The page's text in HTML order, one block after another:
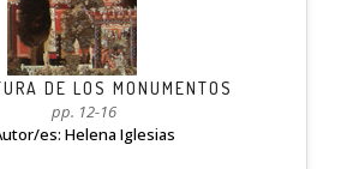
DE LOS MONUMENTOS
pp. 12-16
es: Helena Iglesias